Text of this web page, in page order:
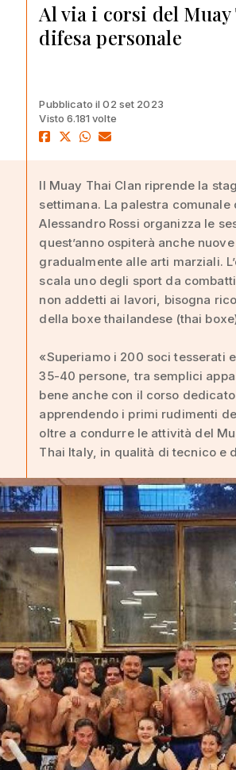
Al via i corsi del
difesa personale
Pubblicato il 02 set 2023
Visto 6.181 volte
Il Muay Thai Clan riprende la
settimana. La palestra
Alessandro Rossi organizza le
quest’anno ospiterà anche
gradualmente alle arti marziali.
scala uno degli sport da
non addetti ai lavori, bisogna
della boxe thailandese (thai
«Superiamo i 200 soci tesserati
35-40 persone, tra semplici
bene anche con il corso
apprendendo i primi rudimenti
oltre a condurre le attività del
Thai Italy, in qualità di tecnico e